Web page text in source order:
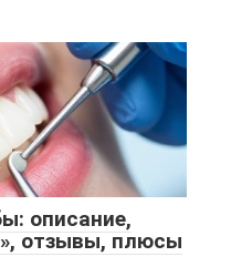
описание,
отзывы, плюсы